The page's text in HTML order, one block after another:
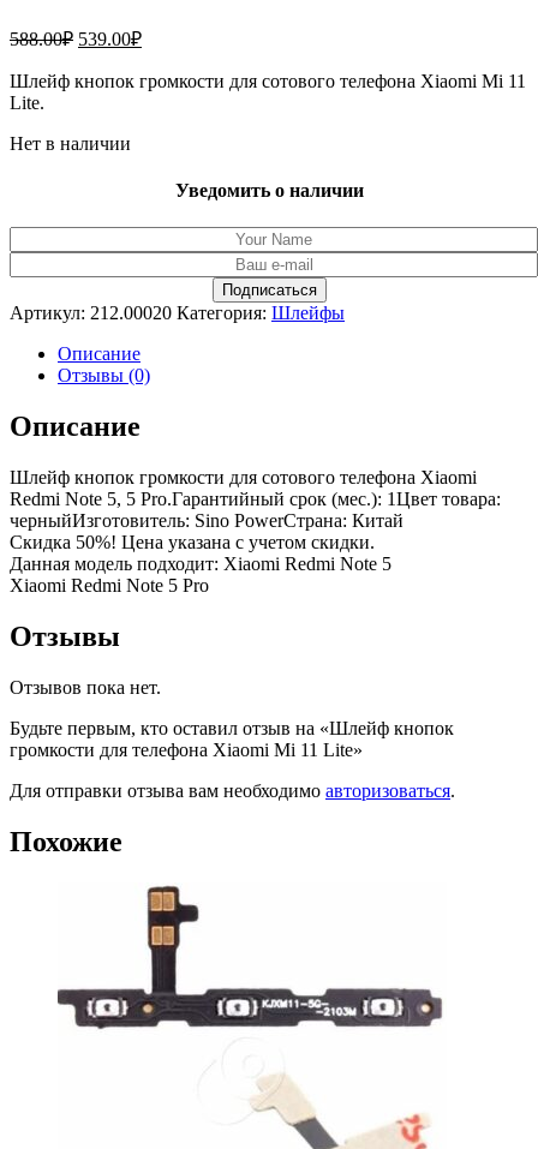
588.00₽ Первоначальная
составляла
539.00₽Текущая
539.00₽.
Шлейф кнопок громкости для сотового телефона Xiaomi Mi 11
Lite.
Нет в наличии
Уведомить о наличии
Артикул: 212.00020 Категория: Шлейфы
Описание
Отзывы (0)
Описание
Шлейф кнопок громкости для сотового телефона Xiaomi
Redmi Note 5, 5 Pro.Гарантийный срок (мес.): 1Цвет товара:
черныйИзготовитель: Sino PowerСтрана: Китай
Скидка 50%! Цена указана с учетом скидки.
Данная модель подходит: Xiaomi Redmi Note 5
Xiaomi Redmi Note 5 Pro
Отзывы
Отзывов пока нет.
Будьте первым, кто оставил отзыв на «Шлейф кнопок
громкости для телефона Xiaomi Mi 11 Lite»
Для отправки отзыва вам необходимо авторизоваться.
Похожие